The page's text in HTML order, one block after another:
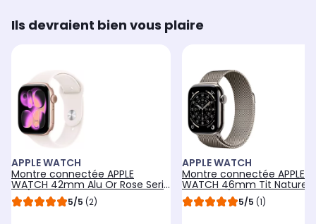
Ils devraient bien vous plaire
APPLE WATCH
Montre connectée APPLE
WATCH 42mm Alu Or Rose Serie
11 S/M Cellular
5/5 (2)
APPLE WATCH
Montre connectée APPLE
WATCH 46mm Tit Naturel
Serie 11 M/L Cellular
5/5 (1)